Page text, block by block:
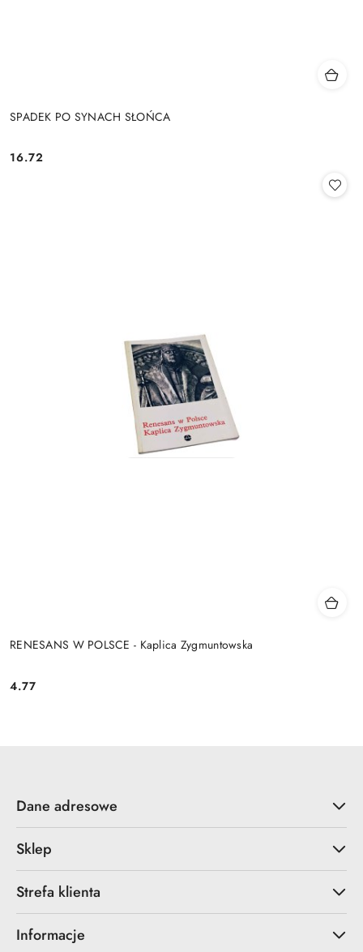
SPADEK PO SYNACH SŁOŃCA
Cena:
16.72
RENESANS W POLSCE - Kaplica Zygmuntowska
Cena:
4.77
Dane adresowe
Sklep
Strefa klienta
Informacje